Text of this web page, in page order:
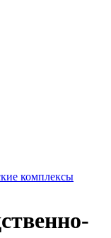
комплексы